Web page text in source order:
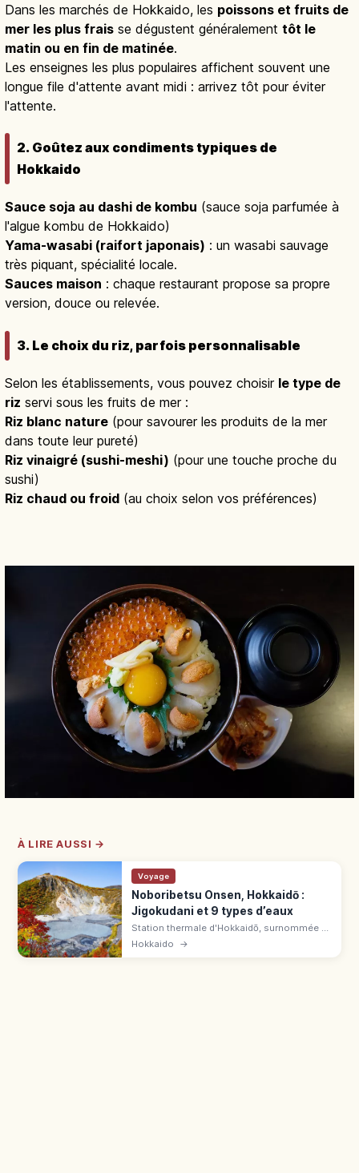
Dans les marchés de Hokkaido, les poissons et fruits de
mer les plus frais se dégustent généralement tôt le
matin ou en fin de matinée.
Les enseignes les plus populaires affichent souvent une
longue file d'attente avant midi : arrivez tôt pour éviter
l'attente.
2. Goûtez aux condiments typiques de
Hokkaido
Sauce soja au dashi de kombu (sauce soja parfumée à
l'algue kombu de Hokkaido)
Yama-wasabi (raifort japonais) : un wasabi sauvage
très piquant, spécialité locale.
Sauces maison : chaque restaurant propose sa propre
version, douce ou relevée.
3. Le choix du riz, parfois personnalisable
Selon les établissements, vous pouvez choisir le type de
riz servi sous les fruits de mer :
Riz blanc nature (pour savourer les produits de la mer
dans toute leur pureté)
Riz vinaigré (sushi-meshi) (pour une touche proche du
sushi)
Riz chaud ou froid (au choix selon vos préférences)
À LIRE AUSSI →
Voyage
Noboribetsu Onsen, Hokkaidō :
Jigokudani et 9 types d’eaux
Station thermale d'Hokkaidō, surnommée «
grand magasin des onsen ». Source au
Hokkaido →